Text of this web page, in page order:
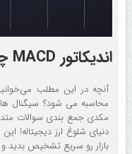
اندیکاتور MACD چگونه عمل می کند؟
دنیای شلوغ ارز دیجیتاله!
بازار رو سریع تشخیص بدید و